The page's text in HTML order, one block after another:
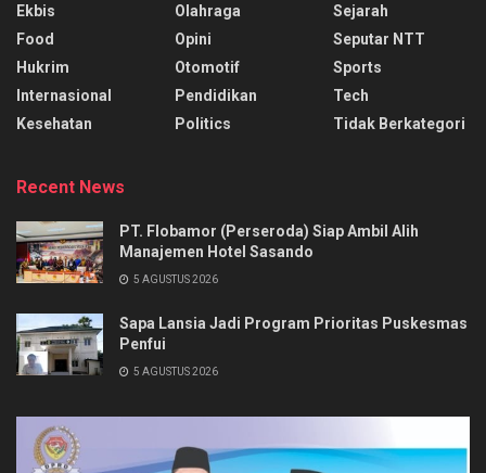
Ekbis
Food
Hukrim
Internasional
Kesehatan
Olahraga
Opini
Otomotif
Pendidikan
Politics
Sejarah
Seputar NTT
Sports
Tech
Tidak Berkategori
Recent News
PT. Flobamor (Perseroda) Siap Ambil Alih
Manajemen Hotel Sasando
5 AGUSTUS 2026
Sapa Lansia Jadi Program Prioritas Puskesmas
Penfui
5 AGUSTUS 2026